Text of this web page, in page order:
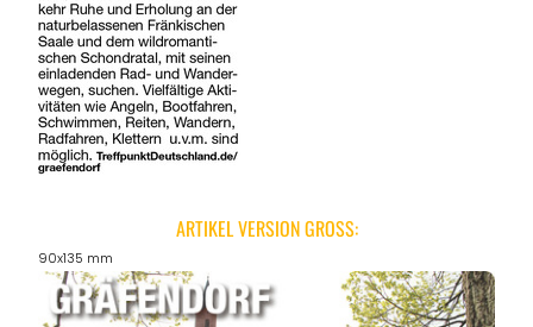
ARTIKEL VERSION GROSS:
90x135 mm